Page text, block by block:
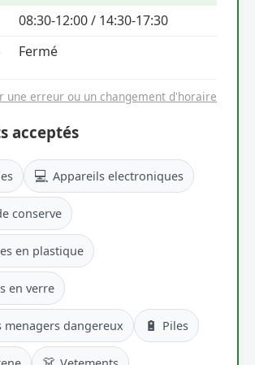
08:30-12:00 / 14:30-17:30
Fermé
une erreur ou un changement d'horaire
acceptés
💻 Appareils electroniques
conserve
en plastique
en verre
menagers dangereux 🔋 Piles